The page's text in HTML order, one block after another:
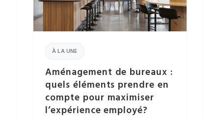
À LA UNE
Aménagement de bureaux :
quels éléments prendre en
compte pour maximiser
l’expérience employé?